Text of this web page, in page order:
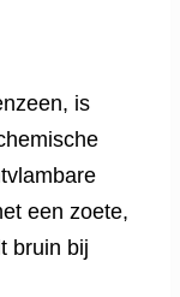
is
een zoete,
bruin bij